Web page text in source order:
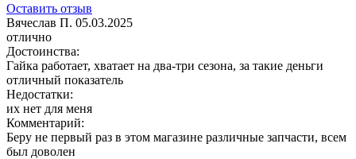
Оставить отзыв
Вячеслав П. 05.03.2025
отлично
Достоинства:
Гайка работает, хватает на два-три сезона, за такие деньги
отличный показатель
Недостатки:
их нет для меня
Комментарий:
Беру не первый раз в этом магазине различные запчасти, всем
был доволен